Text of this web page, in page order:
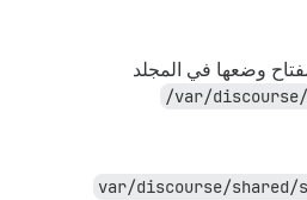
وضعها في المجلد